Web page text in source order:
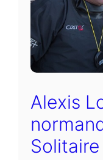
Alexis